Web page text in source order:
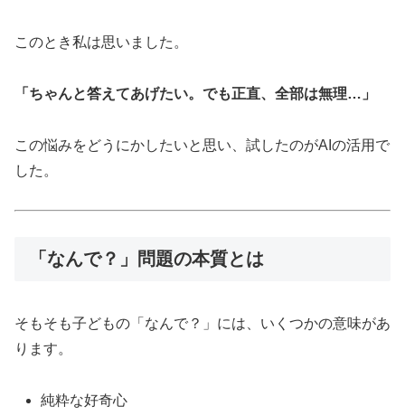
このとき私は思いました。
「ちゃんと答えてあげたい。でも正直、全部は無理…」
この悩みをどうにかしたいと思い、試したのがAIの活用で
した。
「なんで？」問題の本質とは
そもそも子どもの「なんで？」には、いくつかの意味があ
ります。
純粋な好奇心